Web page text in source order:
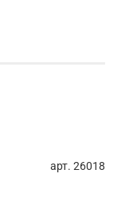
арт. 26018